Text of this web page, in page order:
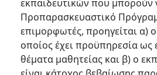
εκπαιδευτικών που
Προπαρασκευαστικό
επιμορφωτές, προηγείται α)
οποίος έχει προϋπηρεσία
θέματα μαθητείας και β) ο